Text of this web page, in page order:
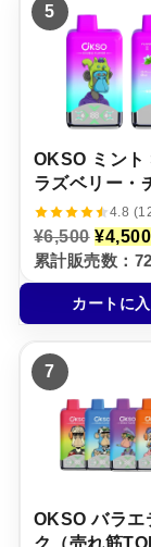
5
0
0
で
し
た
。
5
OKSO ミント
ラズベリー・
ー・クランベ
コパフ】5%
4.8
¥6,500 元
の
価
格
は
¥
0
で
し
た
¥4,500
累計販売数：
カートに
7
OKSO バラエ